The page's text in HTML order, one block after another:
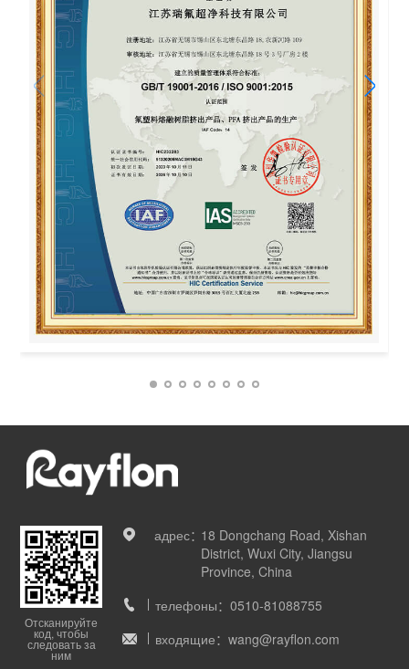
Отсканируйте
код, чтобы
следовать за
ним
адрес：18 Dongchang Road, Xishan
District, Wuxi City, Jiangsu
Province, China
телефоны：0510-81088755
входящие：wang@rayflon.com